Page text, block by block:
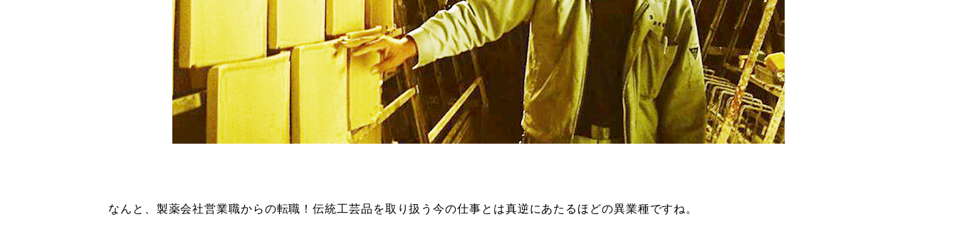
なんと、製薬会社営業職からの転職！伝統工芸品を取り扱う今の仕事とは真逆にあたるほどの異業種ですね。